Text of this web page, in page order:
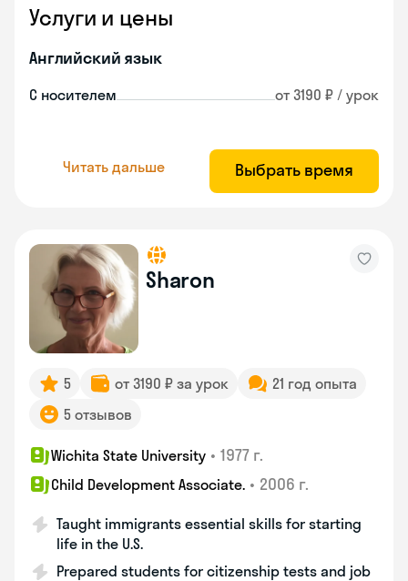
Услуги и цены
Английский язык
С носителем от 3190 ₽ / урок
Читать дальше Выбрать время
Sharon
5 от 3190 ₽ за урок
21 год опыта
5 отзывов
Wichita State University • 1977 г.
Child Development Associate. • 2006 г.
Taught immigrants essential skills for starting
life in the U.S.
Prepared students for citizenship tests and job